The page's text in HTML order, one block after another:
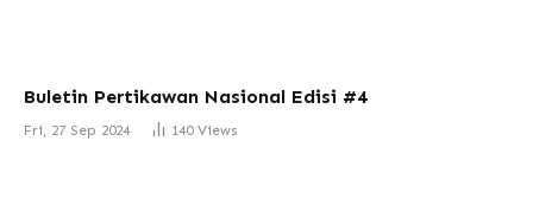
Buletin Pertikawan Nasional Edisi #4
Fri, 27 Sep 2024 140 Views